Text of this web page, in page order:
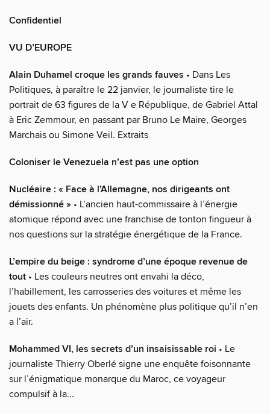
Confidentiel
VU D’EUROPE
Alain Duhamel croque les grands fauves • Dans Les
Politiques, à paraître le 22 janvier, le journaliste tire le
portrait de 63 figures de la V e République, de Gabriel Attal
à Eric Zemmour, en passant par Bruno Le Maire, Georges
Marchais ou Simone Veil. Extraits
Coloniser le Venezuela n’est pas une option
Nucléaire : « Face à l’Allemagne, nos dirigeants ont
démissionné » • L’ancien haut-commissaire à l’énergie
atomique répond avec une franchise de tonton fingueur à
nos questions sur la stratégie énergétique de la France.
L’empire du beige : syndrome d’une époque revenue de
tout • Les couleurs neutres ont envahi la déco,
l’habillement, les carrosseries des voitures et même les
jouets des enfants. Un phénomène plus politique qu’il n’en
a l’air.
Mohammed VI, les secrets d’un insaisissable roi • Le
journaliste Thierry Oberlé signe une enquête foisonnante
sur l’énigmatique monarque du Maroc, ce voyageur
compulsif à la...